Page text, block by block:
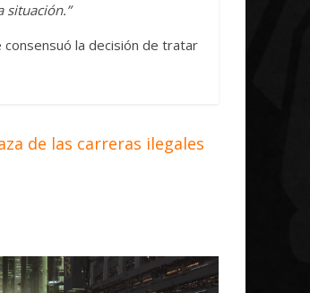
situación.”
consensuó la decisión de tratar
de las carreras ilegales